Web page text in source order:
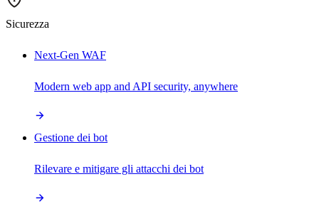
Sicurezza
Next-Gen WAF
Modern web app and API security, anywhere
Gestione dei bot
Rilevare e mitigare gli attacchi dei bot